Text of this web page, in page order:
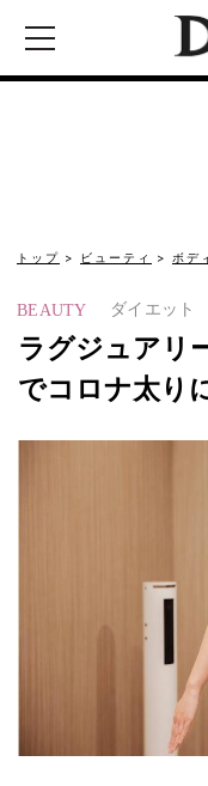
トップ ビューティ ボデ
BEAUTY ダイエット
ラグジュアリ
でコロナ太り